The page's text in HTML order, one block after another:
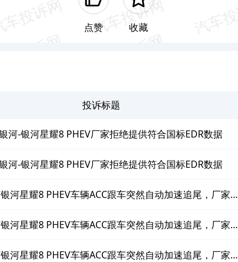
点赞 收藏
投诉标题
河-银河星耀8 PHEV厂家拒绝提供符合国标EDR数据
河-银河星耀8 PHEV厂家拒绝提供符合国标EDR数据
河星耀8 PHEV车辆ACC跟车突然自动加速追尾，厂家拒
绝提供符合国标EDR数据
河星耀8 PHEV车辆ACC跟车突然自动加速追尾，厂家拒
绝提供符合国标EDR数据
河星耀8 PHEV车辆ACC跟车突然自动加速追尾，厂家拒